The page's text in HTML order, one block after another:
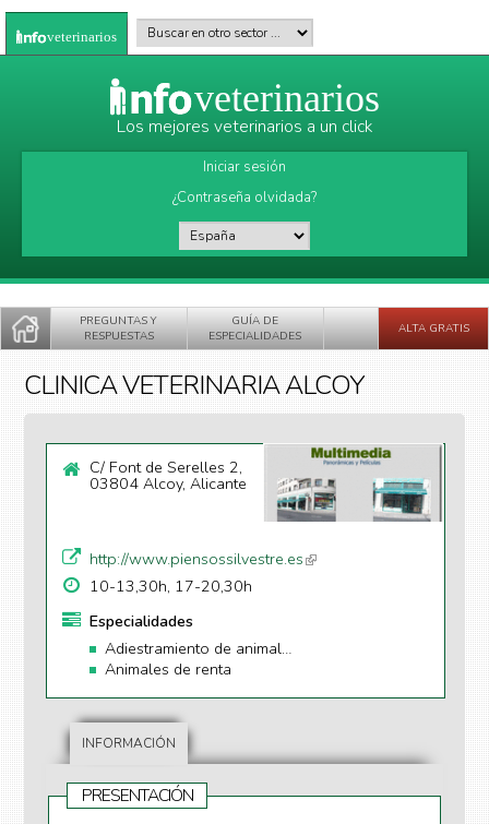
Pasar al contenido principal
veterinarios Buscar en otro sector
veterinarios
Los mejores veterinarios a un click
Iniciar sesión
¿Contraseña olvidada?
PREGUNTAS Y
RESPUESTAS
GUÍA DE
ESPECIALIDADES
ALTA GRATIS
CLINICA VETERINARIA ALCOY
C/ Font de Serelles 2,
03804 Alcoy, Alicante
http://www.piensossilvestre.es(li
e
al
10-13,30h, 17-20,30h
Especialidades
Adiestramiento de animales
Animales de renta
INFORMACIÓN
PRESENTACIÓN